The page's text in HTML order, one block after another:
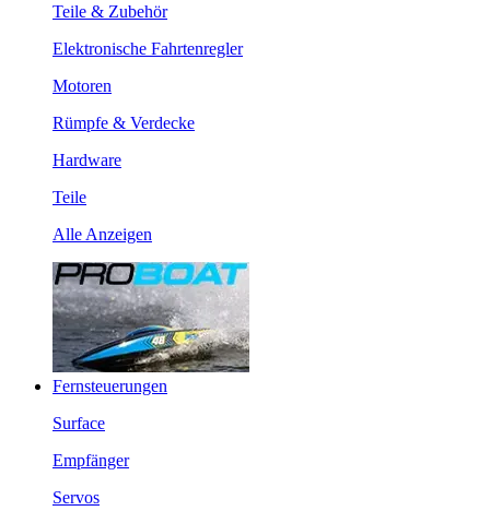
Teile & Zubehör
Elektronische Fahrtenregler
Motoren
Rümpfe & Verdecke
Hardware
Teile
Alle Anzeigen
Fernsteuerungen
Surface
Empfänger
Servos